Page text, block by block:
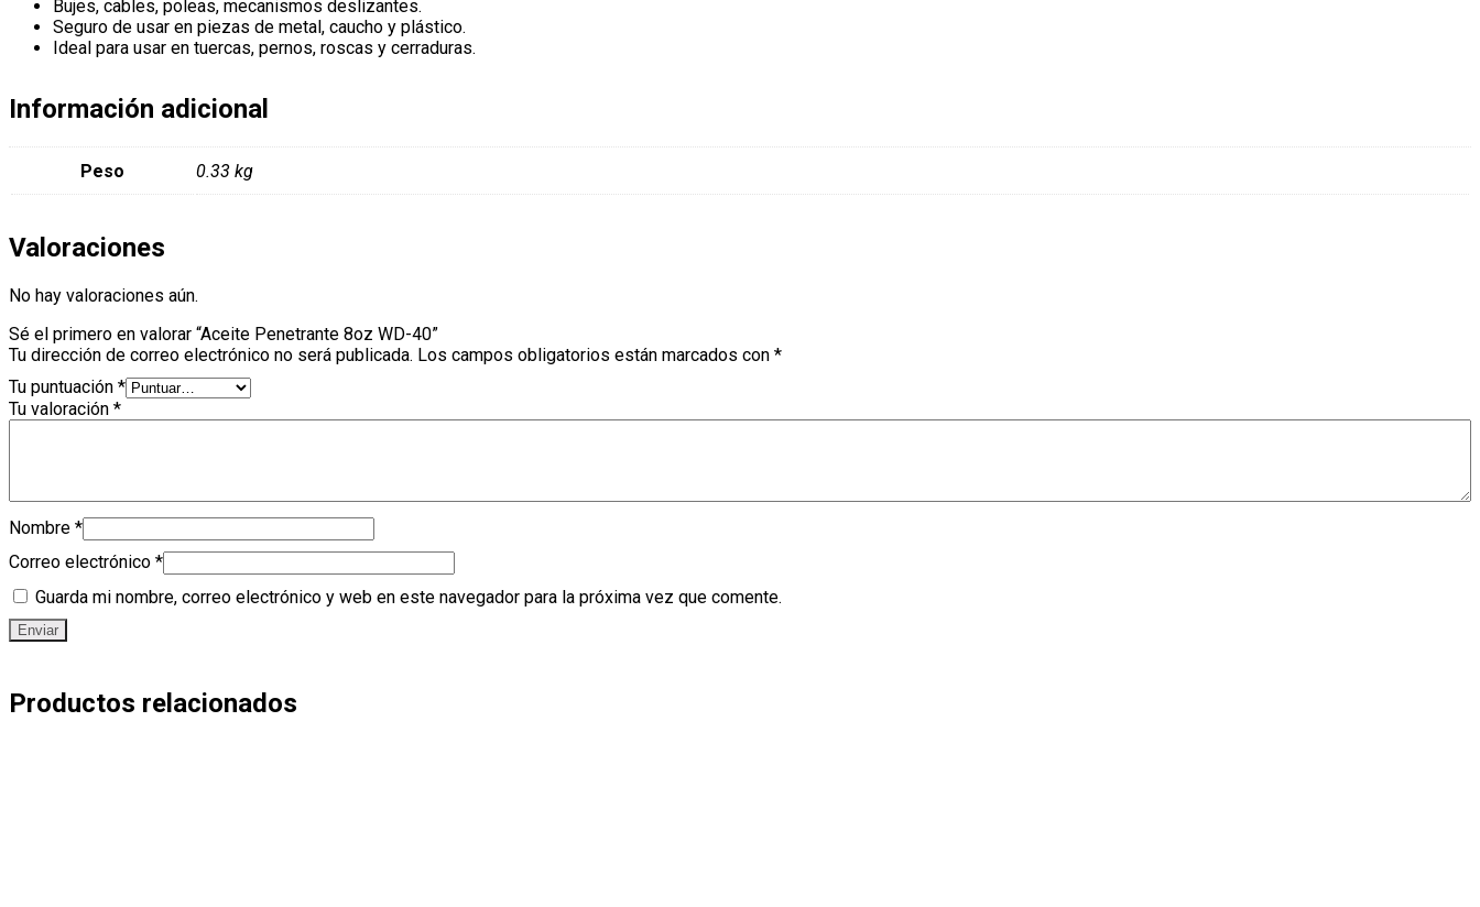
Bujes, cables, poleas, mecanismos deslizantes.
Seguro de usar en piezas de metal, caucho y plástico.
Ideal para usar en tuercas, pernos, roscas y cerraduras.
Información adicional
Peso 0.33 kg
Valoraciones
No hay valoraciones aún.
Sé el primero en valorar “Aceite Penetrante 8oz WD-40”
Tu dirección de correo electrónico no será publicada. Los campos obligatorios están marcados con *
Tu puntuación *
Tu valoración *
Nombre *
Correo electrónico *
Guarda mi nombre, correo electrónico y web en este navegador para la próxima vez que comente.
Productos relacionados